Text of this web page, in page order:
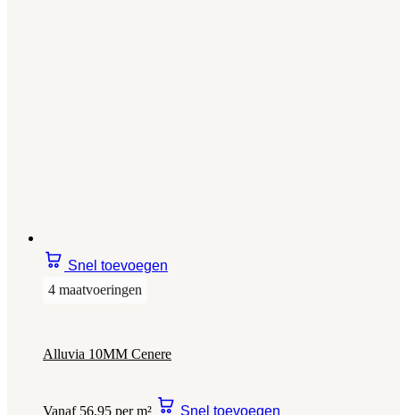
Snel toevoegen
4 maatvoeringen
Alluvia 10MM Cenere
Vanaf 56,95 per m² Snel toevoegen